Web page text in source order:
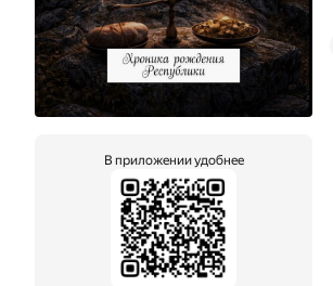
В приложении удобнее